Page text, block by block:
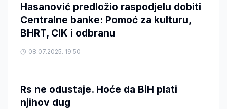
Hasanović predložio raspodjelu dobiti
Centralne banke: Pomoć za kulturu,
BHRT, CIK i odbranu
08.07.2025. 19:50
Rs ne odustaje. Hoće da BiH plati
njihov dug